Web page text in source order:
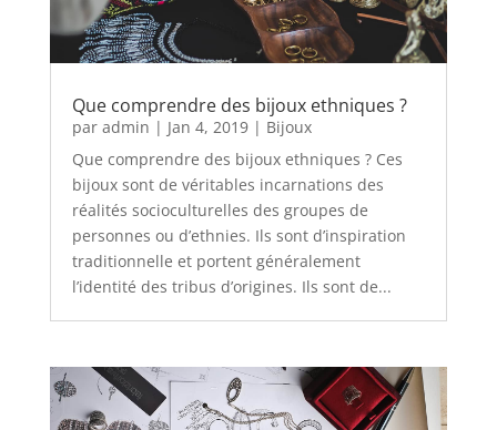
Que comprendre des bijoux ethniques ?
par admin | Jan 4, 2019| Bijoux
Que comprendre des bijoux ethniques ? Ces
bijoux sont de véritables incarnations des
réalités socioculturelles des groupes de
personnes ou d’ethnies. Ils sont d’inspiration
traditionnelle et portent généralement
l’identité des tribus d’origines. Ils sont de...